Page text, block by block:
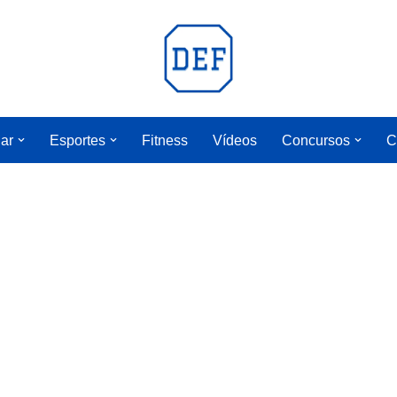
Esportes Fitness Vídeos Concursos